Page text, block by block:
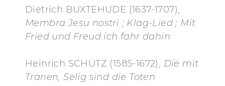
Dietrich BUXTEHUDE (1637-1707),
Membra Jesu nostri ; Klag-Lied ; Mit
Fried und Freud ich fahr dahin
Heinrich SCHÜTZ (1585-1672), Die mit
Tränen, Selig sind die Toten